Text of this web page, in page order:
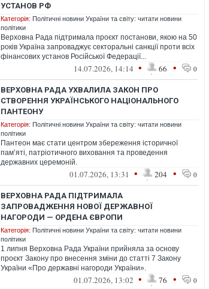
УСТАНОВ РФ
Категорія: Політичні новини України та світу: читати новини
політики
Верховна Рада підтримала проєкт постанови, якою на 50
років Україна запроваджує секторальні санкції проти всіх
фінансових установ Російської Федерації...
14.07.2026, 14:14 • 66 • 0
ВЕРХОВНА РАДА УХВАЛИЛА ЗАКОН ПРО
СТВОРЕННЯ УКРАЇНСЬКОГО НАЦІОНАЛЬНОГО
ПАНТЕОНУ
Категорія: Політичні новини України та світу: читати новини
політики
Пантеон має стати центром збереження історичної
пам’яті, патріотичного виховання та проведення
державних церемоній.
01.07.2026, 13:31 • 204 • 0
ВЕРХОВНА РАДА ПІДТРИМАЛА
ЗАПРОВАДЖЕННЯ НОВОЇ ДЕРЖАВНОЇ
НАГОРОДИ — ОРДЕНА ЄВРОПИ
Категорія: Політичні новини України та світу: читати новини
політики
1 липня Верховна Рада України прийняла за основу
проєкт Закону про внесення зміни до статті 7 Закону
України «Про державні нагороди України».
01.07.2026, 13:02 • 76 • 0